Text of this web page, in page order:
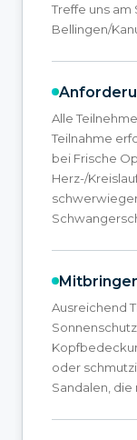
Treffe uns
Bellingen/
Alle
Teilnahme
bei Frische
Herz-/
Ausreichend
oder
Sandalen,